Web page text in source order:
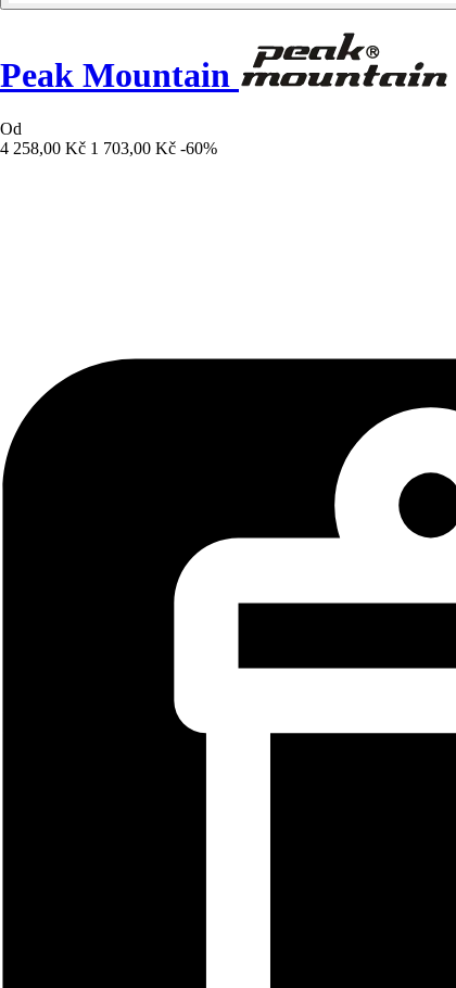
Peak Mountain
Od
4 258,00 Kč 1 703,00 Kč -60%